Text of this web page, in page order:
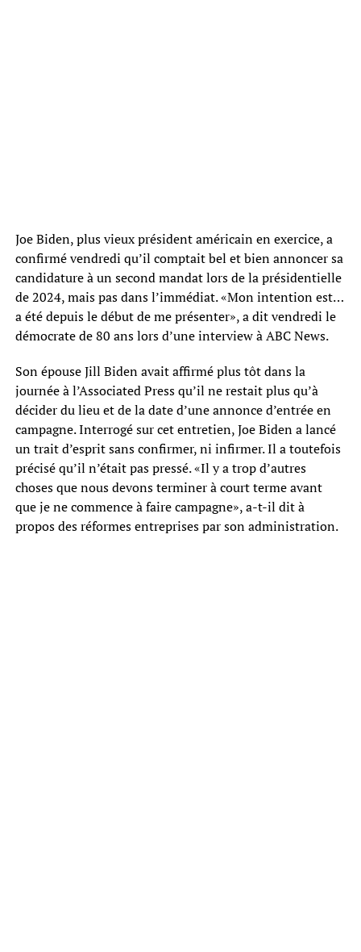
Joe Biden, plus vieux président américain en exercice, a
confirmé vendredi qu’il comptait bel et bien annoncer sa
candidature à un second mandat lors de la présidentielle
de 2024, mais pas dans l’immédiat. «Mon intention est…
a été depuis le début de me présenter», a dit vendredi le
démocrate de 80 ans lors d’une interview à ABC News.
Son épouse Jill Biden avait affirmé plus tôt dans la
journée à l’Associated Press qu’il ne restait plus qu’à
décider du lieu et de la date d’une annonce d’entrée en
campagne. Interrogé sur cet entretien, Joe Biden a lancé
un trait d’esprit sans confirmer, ni infirmer. Il a toutefois
précisé qu’il n’était pas pressé. «Il y a trop d’autres
choses que nous devons terminer à court terme avant
que je ne commence à faire campagne», a-t-il dit à
propos des réformes entreprises par son administration.